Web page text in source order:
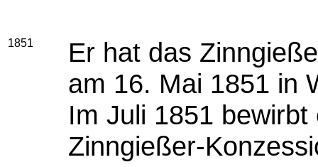
1851
Er hat das
am 16. Mai 1851 in
Im Juli 1851
Zinngießer-